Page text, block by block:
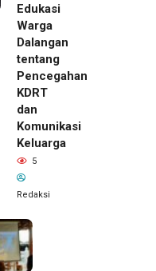
Edukasi
Warga
Dalangan
tentang
Pencegahan
KDRT
dan
Komunikasi
Keluarga
5
Redaksi